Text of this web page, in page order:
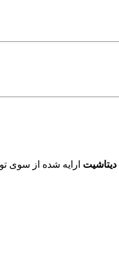
دیتاشیت ارایه شده از سوی